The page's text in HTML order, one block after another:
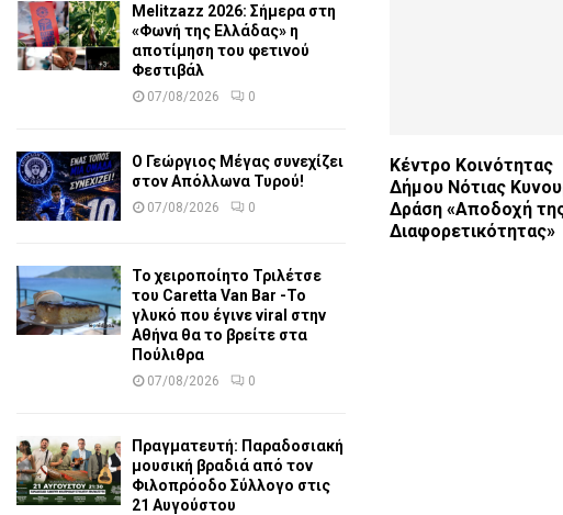
Κέντρο Κοινότητας
Δήμου Νότιας
Δράση «Αποδοχή
Διαφορετικότητας»
Melitzazz 2026: Σήμερα στη
«Φωνή της Ελλάδας» η
αποτίμηση του φετινού
Φεστιβάλ
07/08/2026 0
Ο Γεώργιος Μέγας συνεχίζει
στον Απόλλωνα Τυρού!
07/08/2026 0
Το χειροποίητο Τριλέτσε
του Caretta Van Bar -Το
γλυκό που έγινε viral στην
Αθήνα θα το βρείτε στα
Πούλιθρα
07/08/2026 0
Πραγματευτή: Παραδοσιακή
μουσική βραδιά από τον
Φιλοπρόοδο Σύλλογο στις
21 Αυγούστου